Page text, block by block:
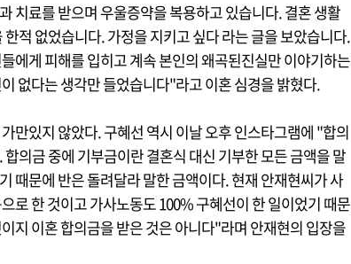
치료를 받으며 우울증약을 복용하고 있습니다. 결혼 생활
적 없었습니다. 가정을 지키고 싶다 라는 글을 보았습니다.
에게 피해를 입히고 계속 본인의 왜곡된진실만 이야기하는
없다는 생각만 들었습니다"라고 이혼 심경을 밝혔다.
만있지 않았다. 구혜선 역시 이날 오후 인스타그램에 "합의
의금 중에 기부금이란 결혼식 대신 기부한 모든 금액을 말
때문에 반은 돌려달라 말한 금액이다. 현재 안재현씨가 사
로 한 것이고 가사노동도 100% 구혜선이 한 일이었기 때문
지 이혼 합의금을 받은 것은 아니다"라며 안재현의 입장을